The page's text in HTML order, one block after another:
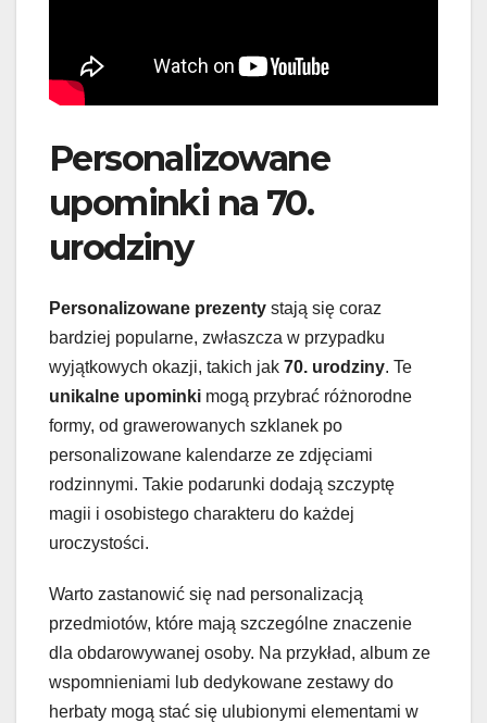
Personalizowane
upominki na 70.
urodziny
Personalizowane prezenty stają się coraz
bardziej popularne, zwłaszcza w przypadku
wyjątkowych okazji, takich jak 70. urodziny. Te
unikalne upominki mogą przybrać różnorodne
formy, od grawerowanych szklanek po
personalizowane kalendarze ze zdjęciami
rodzinnymi. Takie podarunki dodają szczyptę
magii i osobistego charakteru do każdej
uroczystości.
Warto zastanowić się nad personalizacją
przedmiotów, które mają szczególne znaczenie
dla obdarowywanej osoby. Na przykład, album ze
wspomnieniami lub dedykowane zestawy do
herbaty mogą stać się ulubionymi elementami w